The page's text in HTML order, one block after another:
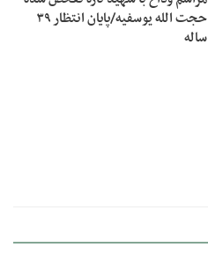
حجت الله یوسفیه/پایان انتظار ۳۹
ساله